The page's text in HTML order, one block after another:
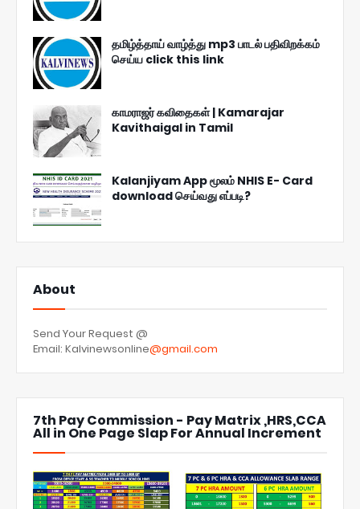
தமிழ்த்தாய் வாழ்த்து mp3 பாடல் பதிவிறக்கம்
செய்ய click this link
காமராஜர் கவிதைகள் | Kamarajar
Kavithaigal in Tamil
Kalanjiyam App மூலம் NHIS E- Card
download செய்வது எப்படி?
About
Send Your Request @
Email: Kalvinewsonline@gmail.com
7th Pay Commission - Pay Matrix ,HRS,CCA
All in One Page Slap For Annual Increment